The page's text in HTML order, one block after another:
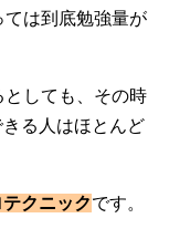
は到底勉強量が
しても、その時
る人はほとんど
クニックです。